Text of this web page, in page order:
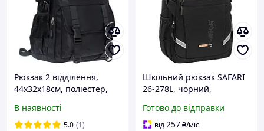
Рюкзак 2 відділення,
44x32x18см, поліестер,
В наявності
5.0 (1)
Шкільний рюкзак SAFARI
26-278L, чорний,
Готово до відправки
від257₴/міс